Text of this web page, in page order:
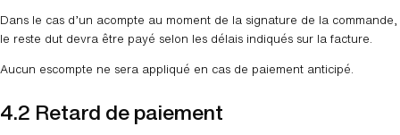
Dans le cas d’un acompte au moment de la signature de la commande,
le reste dut devra être payé selon les délais indiqués sur la facture.
Aucun escompte ne sera appliqué en cas de paiement anticipé.
4.2 Retard de paiement